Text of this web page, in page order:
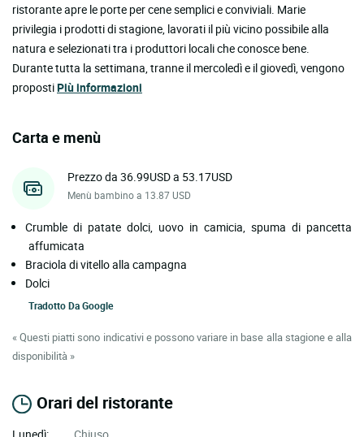
ristorante apre le porte per cene semplici e conviviali. Marie
privilegia i prodotti di stagione, lavorati il ​​più vicino possibile alla
natura e selezionati tra i produttori locali che conosce bene.
Durante tutta la settimana, tranne il mercoledì e il giovedì, vengono
propostiPiù informazioni
Carta e menù
Prezzo da 36.99USD a 53.17USD
Menù bambino a 13.87 USD
Crumble di patate dolci, uovo in camicia, spuma di pancetta
affumicata
Braciola di vitello alla campagna
Dolci
Tradotto DaGoogle
« Questi piatti sono indicativi e possono variare in base alla stagione e alla
disponibilità »
Orari del ristorante